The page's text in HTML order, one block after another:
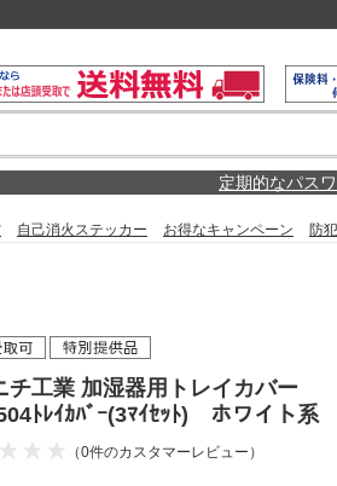
定期的なパス
自己消火ステッカー お得なキャンペーン 防
チ工業 加湿器用トレイカバー
ﾄﾚｲｶﾊﾞｰ(3ﾏｲｾｯﾄ) ホワイト系
（0件のカスタマーレビュー）